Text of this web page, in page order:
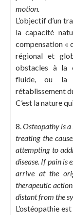
motion.
L’objectif d’un
la capacité
compensation «
régional et
obstacles à la
fluide, ou la
rétablissement
C’est la nature
8.Osteopathy is a
treating the
attempting to
disease. If pain is
arrive at the
therapeutic
distant from the
L’ostéopathie